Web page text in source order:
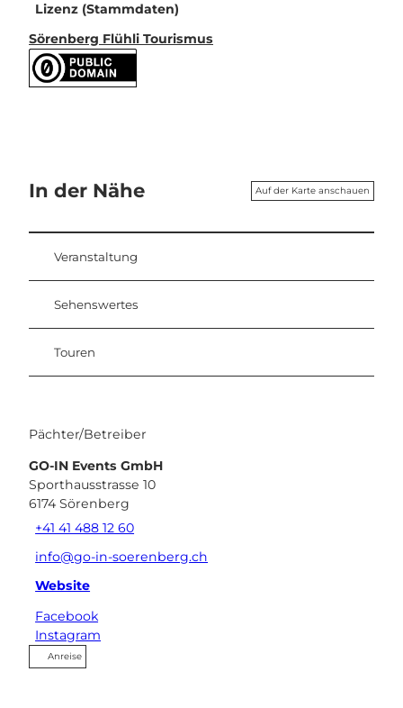
Lizenz (Stammdaten)
Sörenberg Flühli Tourismus
In der Nähe Auf der Karte anschauen
Veranstaltung
Sehenswertes
Touren
Pächter/Betreiber
GO-IN Events GmbH
Sporthausstrasse 10
6174 Sörenberg
+41 41 488 12 60
info@go-in-soerenberg.ch
Website
Facebook
Instagram
Anreise